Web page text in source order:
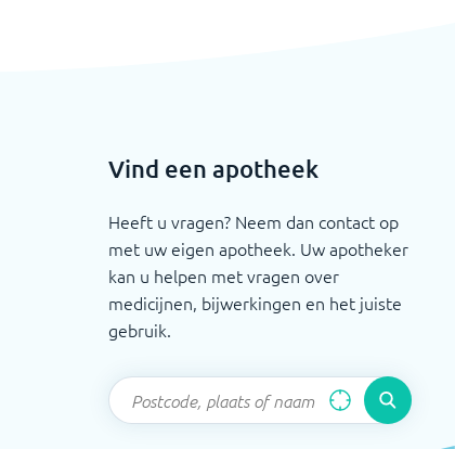
Vind een apotheek
Heeft u vragen? Neem dan contact op
met uw eigen apotheek. Uw apotheker
kan u helpen met vragen over
medicijnen, bijwerkingen en het juiste
gebruik.